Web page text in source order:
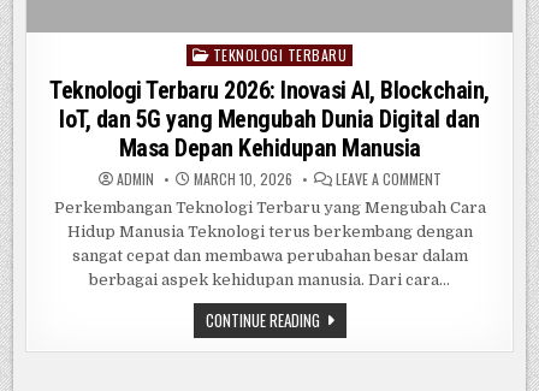
PostedTEKNOLOGI TERBARU
Teknologi Terbaru 2026: Inovasi AI, Blockchain,
IoT, dan 5G yang Mengubah Dunia Digital dan
Masa Depan Kehidupan Manusia
ADMIN MARCH 10, 2026 LEAVE A COMMENTON
TERBARU
INOVASI
AI,
BLOCKCHAIN,
IOT,
DUNIA
Perkembangan Teknologi Terbaru yang Mengubah Cara
Hidup Manusia Teknologi terus berkembang dengan
sangat cepat dan membawa perubahan besar dalam
berbagai aspek kehidupan manusia. Dari cara…
CONTINUE READINGTEKNOLOGI
TERBARU
2026: